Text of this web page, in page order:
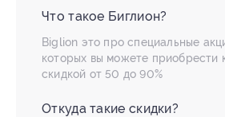
Что такое Биглион?
Biglion это про специальные
которых вы можете приобрести
скидкой от 50 до 90%
Откуда такие скидки?